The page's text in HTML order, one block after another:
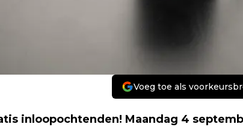
Voeg toe als
inloopochtenden! Maandag 4